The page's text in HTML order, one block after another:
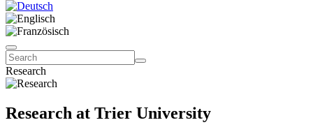
Research
Research at Trier University